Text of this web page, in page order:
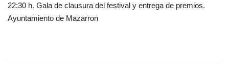
22:30 h. Gala de clausura del festival y entrega de premios.
Ayuntamiento de Mazarron